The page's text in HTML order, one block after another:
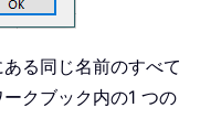
る同じ名前のすべて
クブック内の1 つの